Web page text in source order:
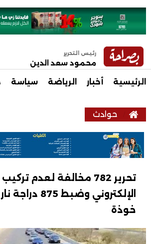
رئيس التحرير
محمود سعد الدين
الرئيسية أخبار الرياضة سياسة
حوادث
تحرير 782 مخالفة لعدم
الإلكتروني وضبط
خوذة